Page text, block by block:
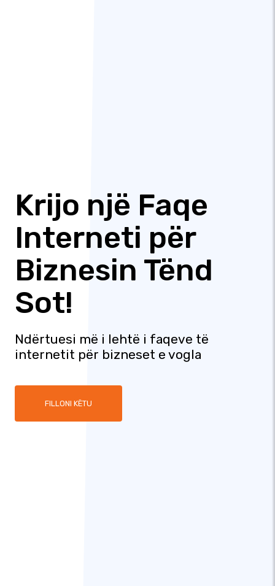
Krijo një Faqe
Interneti për
Biznesin Tënd
Sot!
Ndërtuesi më i lehtë i faqeve të
internetit për bizneset e vogla
FILLONI KËTU